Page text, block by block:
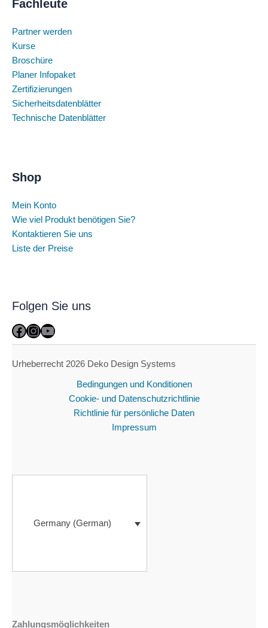
Fachleute
Partner werden
Kurse
Broschüre
Planer Infopaket
Zertifizierungen
Sicherheitsdatenblätter
Technische Datenblätter
Shop
Mein Konto
Wie viel Produkt benötigen Sie?
Kontaktieren Sie uns
Liste der Preise
Folgen Sie uns
Facebook
Instagram
YouTube
Urheberrecht 2026 Deko Design Systems
Bedingungen und Konditionen
Cookie- und Datenschutzrichtlinie
Richtlinie für persönliche Daten
Impressum
Germany (German)
Zahlungsmöglichkeiten